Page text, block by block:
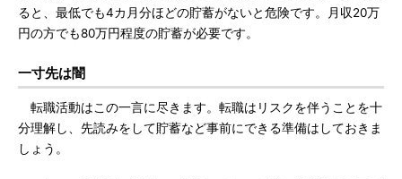
ると、最低でも4カ月分ほどの貯蓄がないと危険です。月収20万
円の方でも80万円程度の貯蓄が必要です。
一寸先は闇
転職活動はこの一言に尽きます。転職はリスクを伴うことを十
分理解し、先読みをして貯蓄など事前にできる準備はしておきま
しょう。